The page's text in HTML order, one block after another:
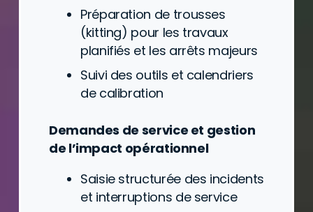
Préparation de trousses
(kitting) pour les travaux
planifiés et les arrêts majeurs
Suivi des outils et calendriers
de calibration
Demandes de service et gestion
de l’impact opérationnel
Saisie structurée des incidents
et interruptions de service